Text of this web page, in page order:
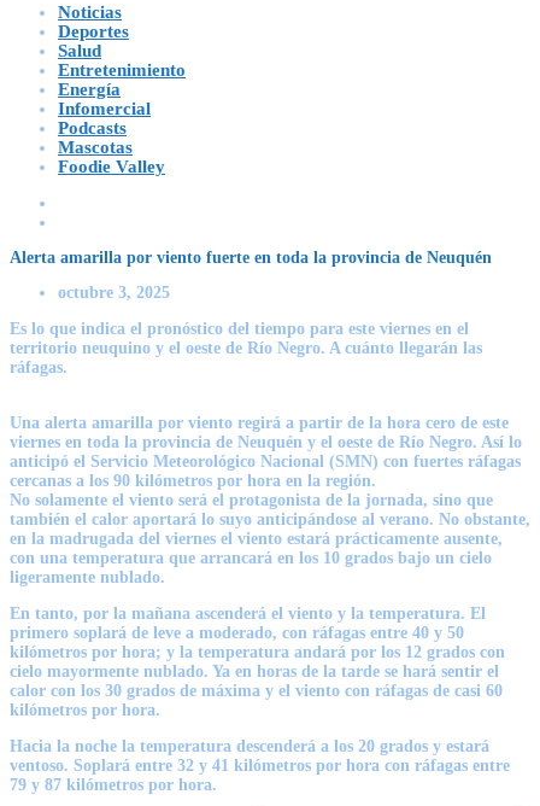
Noticias
Deportes
Salud
Entretenimiento
Energía
Infomercial
Podcasts
Mascotas
Foodie Valley
Alerta amarilla por viento fuerte en toda la provincia de Neuquén
octubre 3, 2025
Es lo que indica el pronóstico del tiempo para este viernes en el
territorio neuquino y el oeste de Río Negro. A cuánto llegarán las
ráfagas.
Una alerta amarilla por viento regirá a partir de la hora cero de este
viernes en toda la provincia de Neuquén y el oeste de Río Negro. Así lo
anticipó el Servicio Meteorológico Nacional (SMN) con fuertes ráfagas
cercanas a los 90 kilómetros por hora en la región.
No solamente el viento será el protagonista de la jornada, sino que
también el calor aportará lo suyo anticipándose al verano. No obstante,
en la madrugada del viernes el viento estará prácticamente ausente,
con una temperatura que arrancará en los 10 grados bajo un cielo
ligeramente nublado.
En tanto, por la mañana ascenderá el viento y la temperatura. El
primero soplará de leve a moderado, con ráfagas entre 40 y 50
kilómetros por hora; y la temperatura andará por los 12 grados con
cielo mayormente nublado. Ya en horas de la tarde se hará sentir el
calor con los 30 grados de máxima y el viento con ráfagas de casi 60
kilómetros por hora.
Hacia la noche la temperatura descenderá a los 20 grados y estará
ventoso. Soplará entre 32 y 41 kilómetros por hora con ráfagas entre
79 y 87 kilómetros por hora.